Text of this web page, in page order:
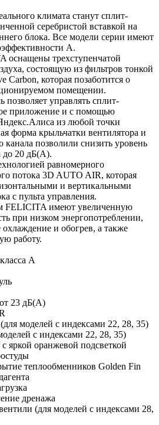
климата станут сплит-
серебристой вставкой на
блока. Все модели серии имеют
А.
оснащены трехступенчатой
состоящую из фильтров тонкой
Carbon, которая позаботится о
помещении.
управлять сплит-
приложение и с помощью
из любой точки
форма крыльчатки вентилятора и
позволили снизить уровень
до 20 дБ(А).
равномерного
потока 3D AUTO AIR, которая
и вертикальными
с пульта управления.
FELICITA имеют увеличенную
при низком энергопотреблении,
охлаждение и обогрев, а также
работу.
А
23 дБ(А)
моделей с индексами 22, 28, 35)
с индексами 22, 28, 35)
яркой оранжевой подсветкой
теплообменников Golden Fin
дренажа
(для моделей с индексами 28,